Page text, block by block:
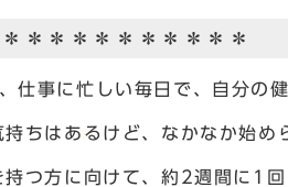
＊＊＊＊＊＊＊＊＊＊
仕事に忙しい毎日で、自分の
持ちはあるけど、なかなか始め
持つ方に向けて、約2週間に1